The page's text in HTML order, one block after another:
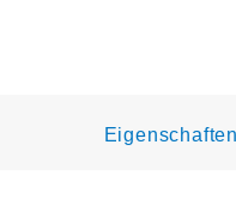
Eigenschaften